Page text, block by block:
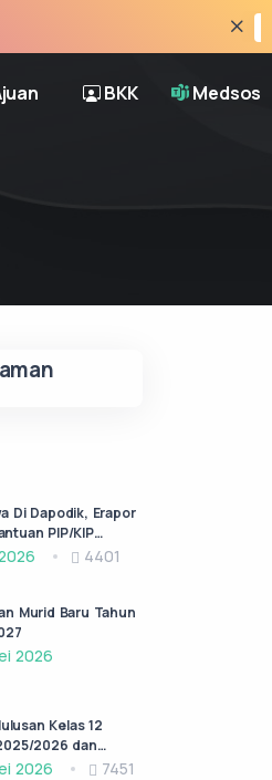
INFO
BKK Medsos
Di Dapodik, Erapor
PIP/KIP
2026/2027
4401
Murid Baru Tahun
2026
Kelas 12
2026 dan
Keterangan lulus
2026 7451